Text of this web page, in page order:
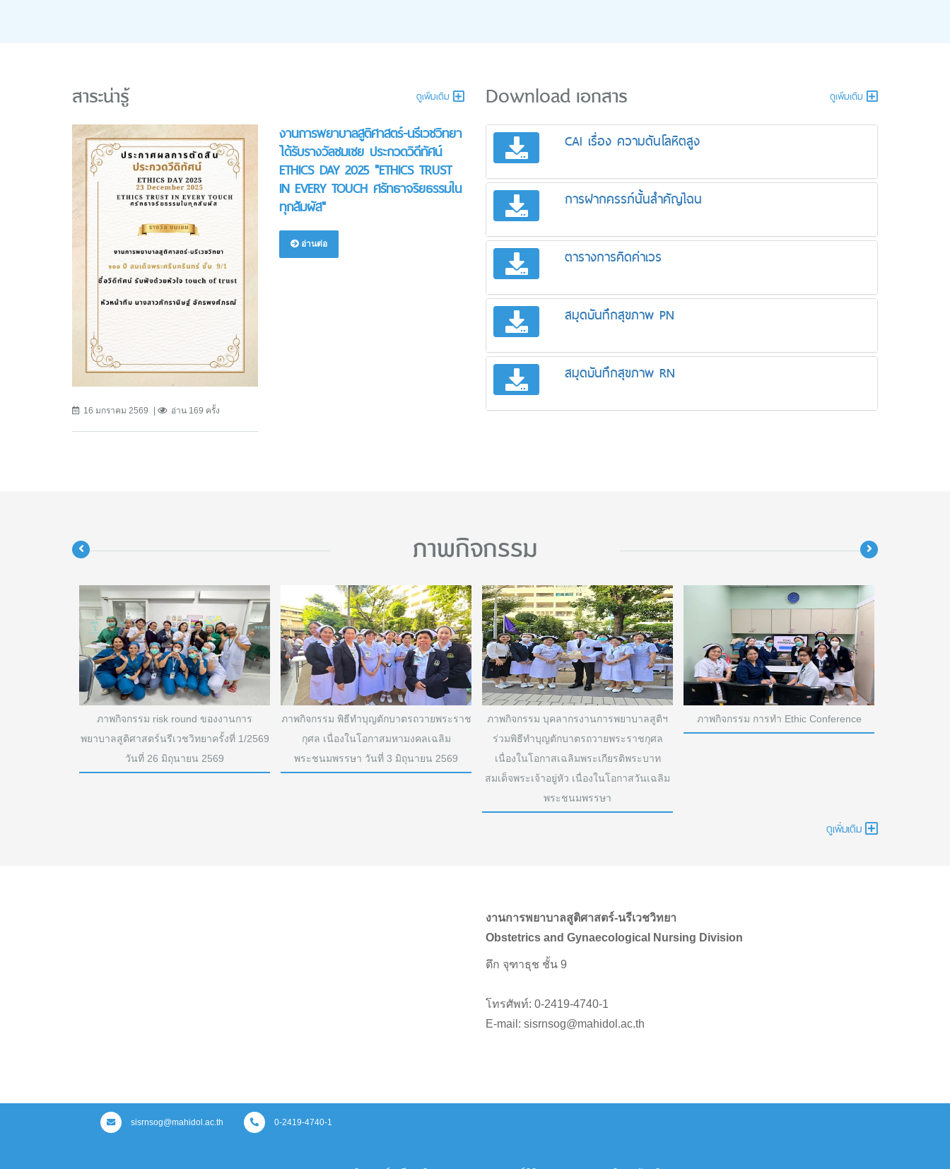
สาระน่ารู้ ดูเพิ่มเติม
16 มกราคม 2569 อ่าน 169 ครั้ง
งานการพยาบาลสูติศาสตร์-นรีเวชวิทยา
ได้รับรางวัลชมเชย ประกวดวิดีทัศน์
ETHICS DAY 2025 "ETHICS TRUST
IN EVERY TOUCH ศรัทธาจริยธรรมใน
ทุกสัมผัส"
อ่านต่อ
Download เอกสาร ดูเพิ่มเติม
CAI เรื่อง ความดันโลหิตสูง
การฝากครรภ์นั้นสำคัญไฉน
ตารางการคิดค่าเวร
สมุดบันทึกสุขภาพ PN
สมุดบันทึกสุขภาพ RN
ภาพกิจกรรม
ภาพกิจกรรม risk round ของงานการ
พยาบาลสูติศาสตร์นรีเวชวิทยาครั้งที่ 1/2569
วันที่ 26 มิถุนายน 2569
ภาพกิจกรรม พิธีทำบุญตักบาตรถวายพระราช
กุศล เนื่องในโอกาสมหามงคลเฉลิม
พระชนมพรรษา วันที่ 3 มิถุนายน 2569
ภาพกิจกรรม บุคลากรงานการพยาบาลสูติฯ
ร่วมพิธีทำบุญตักบาตรถวายพระราชกุศล
เนื่องในโอกาสเฉลิมพระเกียรติพระบาท
สมเด็จพระเจ้าอยู่หัว เนื่องในโอกาสวันเฉลิม
พระชนมพรรษา
ภาพกิจกรรม การทำ Ethic Conference
ดูเพิ่มเติม
งานการพยาบาลสูติศาสตร์-นรีเวชวิทยา
Obstetrics and Gynaecological Nursing Division
ตึก จุฑาธุช ชั้น 9
โทรศัพท์: 0-2419-4740-1
E-mail: sisrnsog@mahidol.ac.th
sisrnsog@mahidol.ac.th 0-2419-4740-1